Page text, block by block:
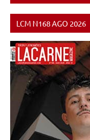
LCM N168 AGO 2026